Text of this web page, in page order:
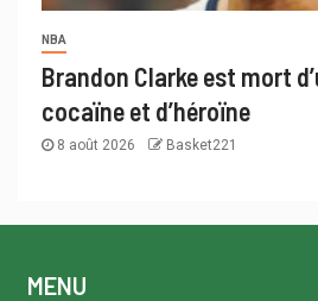
NBA
Brandon Clarke est mort
cocaïne et d’héroïne
8 août 2026 Basket221
MENU